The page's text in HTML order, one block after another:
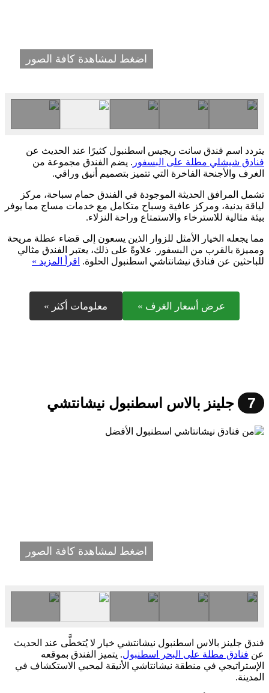
اضغط لمشاهدة كافة الصور
يتردد اسم فندق سانت ريجيس اسطنبول كثيرًا عند الحديث عن
فنادق شيشلي مطلة على البسفور . يضم الفندق مجموعة من
الغرف والأجنحة الفاخرة التي تتميز بتصميم أنيق وراقي.
تشمل المرافق الحديثة الموجودة في الفندق حمام سباحة، مركز
لياقة بدنية، ومركز عافية وسباح متكامل مع خدمات مساج مما يوفر
بيئة مثالية للاسترخاء والاستمتاع وراحة النزلاء.
مما يجعله الخيار الأمثل للزوار الذين يسعون إلى قضاء عطلة مريحة
ومميزة بالقرب من البسفور. علاوةً على ذلك، يعتبر الفندق مثالي
للباحثين عن فنادق نيشانتاشي اسطنبول الحلوة. اقرأ المزيد »
عرض أسعار الغرف » معلومات أكثر »
7 جلينز بالاس اسطنبول نيشانتشي
اضغط لمشاهدة كافة الصور
فندق جلينز بالاس اسطنبول نيشانتشي خيار لا يُتخطَّى عند الحديث
عن فنادق مطلة على البحر اسطنبول. يتميز الفندق بموقعه
الإستراتيجي في منطقة نيشانتاشي الأنيقة لمحبي الاستكشاف في
المدينة.